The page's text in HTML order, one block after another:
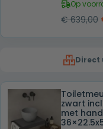
Op
€639,00
Direct
zwart
met